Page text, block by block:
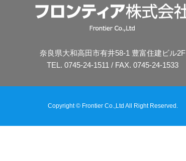
奈良県大和高田市有井58-1 豊富住建ビル2F
TEL. 0745-24-1511 / FAX. 0745-24-1533
Copyright © Frontier Co.,Ltd All Right Reserved.